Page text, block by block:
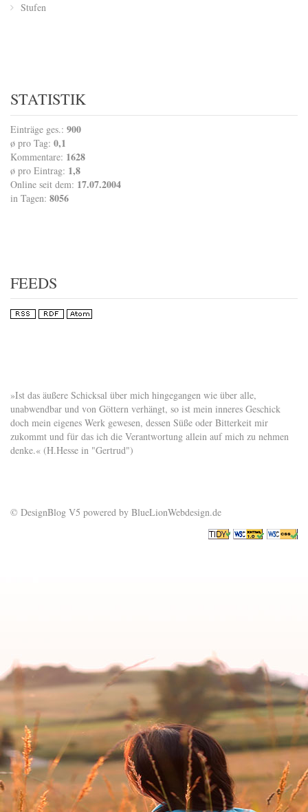
Stufen
STATISTIK
Einträge ges.: 900
ø pro Tag: 0,1
Kommentare: 1628
ø pro Eintrag: 1,8
Online seit dem: 17.07.2004
in Tagen: 8056
FEEDS
»Ist das äußere Schicksal über mich hingegangen wie über alle,
unabwendbar und von Göttern verhängt, so ist mein inneres Geschick
doch mein eigenes Werk gewesen, dessen Süße oder Bitterkeit mir
zukommt und für das ich die Verantwortung allein auf mich zu nehmen
denke.« (H.Hesse in "Gertrud")
© DesignBlog V5 powered by BlueLionWebdesign.de